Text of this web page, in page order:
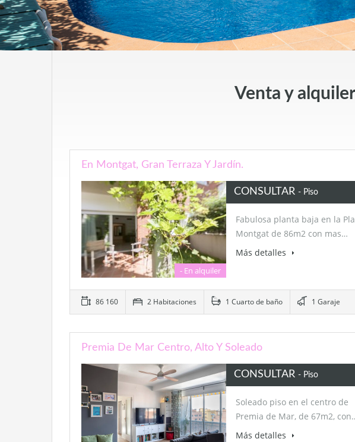
Venta y
En Montgat, Gran Terraza Y Jardín.
- En alquiler
CONSULTAR - Piso
Fabulosa planta baja en la
Montgat de 86m2 con mas…
Más detalles
86 160 2 Habitaciones 1 Cuarto de baño 1 Garaje
Premia De Mar Centro, Alto Y Soleado
CONSULTAR - Piso
Soleado piso en el centro de
Premia de Mar, de 67m2,
Más detalles